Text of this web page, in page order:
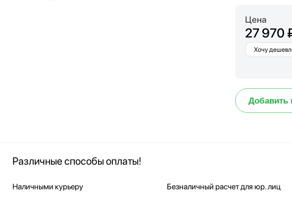
Цена
27 970
Хочу
Добавить
Различные способы оплаты!
Наличными курьеру Безналичный расчет для юр. лиц